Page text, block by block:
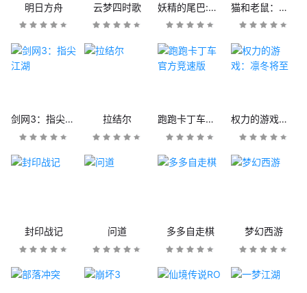
明日方舟 云梦四时歌 妖精的尾巴:魔导少年 猫和老鼠：欢乐互动
剑网3：指尖江湖 拉结尔 跑跑卡丁车官方竞速版 权力的游戏：凛冬将至
封印战记 问道 多多自走棋 梦幻西游